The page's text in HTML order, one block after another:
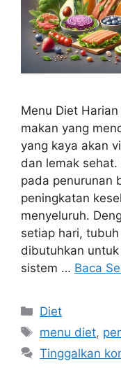
Menu Diet
makan yang
yang kaya akan
dan lemak
pada penurunan
peningkatan
menyeluruh.
setiap hari,
dibutuhkan
sistem … Baca
Kategori
Diet
Tag
menu diet,
Tinggalkan